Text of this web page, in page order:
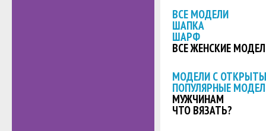
ВСЕ МОДЕЛИ
ШАПКА
ШАРФ
ВСЕ ЖЕНСКИЕ
МОДЕЛИ С
ПОПУЛЯРНЫЕ
МУЖЧИНАМ
ЧТО ВЯЗАТЬ?